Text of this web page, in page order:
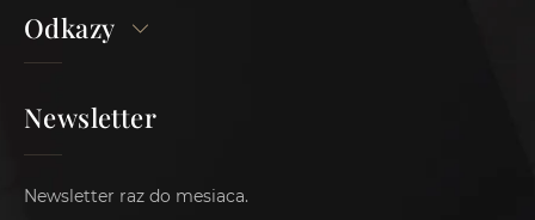
Odkazy
Newsletter
Newsletter raz do mesiaca.